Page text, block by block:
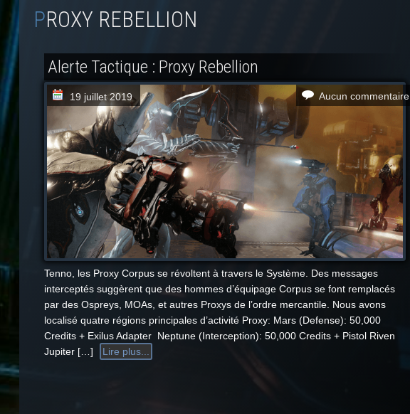
PROXY REBELLION
Alerte Tactique : Proxy Rebellion
19 juillet 2019 Aucun commentaire
Tenno, les Proxy Corpus se révoltent à travers le Système. Des messages
interceptés suggèrent que des hommes d’équipage Corpus se font remplacés
par des Ospreys, MOAs, et autres Proxys de l’ordre mercantile. Nous avons
localisé quatre régions principales d’activité Proxy: Mars (Defense): 50,000
Credits + Exilus Adapter Neptune (Interception): 50,000 Credits + Pistol Riven
Jupiter […]
Lire plus...